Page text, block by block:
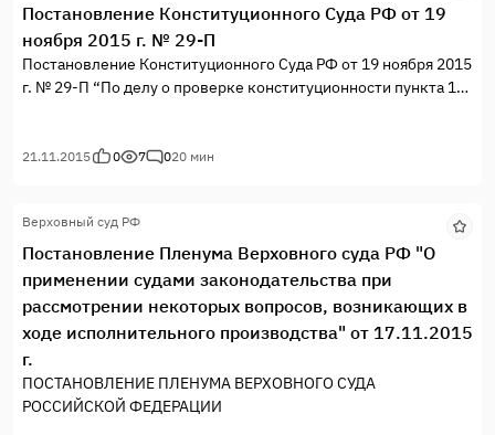
Постановление Конституционного Суда РФ от 19
ноября 2015 г. № 29-П
Постановление Конституционного Суда РФ от 19 ноября 2015
г. № 29-П “По делу о проверке конституционности пункта 1
Шматкова”
А.И. Бойцова, Н.С. Бондаря, Г.А. Гаджиева, Ю.М. Данилова,
Л.М. Жарковой, Г.А. Жилина, С.М. Казанцева, М.И.
Л.О. Красавчиковой, С.П. Маврина, Н.В. Мельникова, Ю.Д.
Рудкина, О.С. Хохряковой, В.Г. Ярославцева, руководствуясь
статьей 125 (часть 4) Конституции Российской Федерации,
пунктом 3 части первой, частями третьей и четвертой статьи
3, частью первой статьи 21, статьями 36, 47.1, 74, 86, 96, 97 и
99 Федерального конституционного закона “О
21.11.2015 0 7 020 мин
Верховный суд РФ
Постановление Пленума Верховного суда РФ "О
применении судами законодательства при
рассмотрении некоторых вопросов, возникающих в
ходе исполнительного производства" от 17.11.2015
г.
ПОСТАНОВЛЕНИЕ ПЛЕНУМА ВЕРХОВНОГО СУДА
РОССИЙСКОЙ ФЕДЕРАЦИИ